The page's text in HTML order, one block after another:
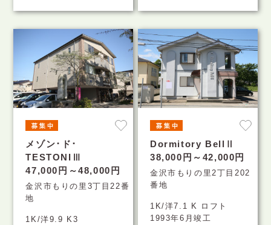
メゾン･ド･
TESTONIⅢ
47,000円～48,000円
金沢市もりの里3丁目22番
地
1K/洋9.9 K3
Dormitory BellⅡ
38,000円～42,000円
金沢市もりの里2丁目202
番地
1K/洋7.1 K ロフト
1993年6月竣工